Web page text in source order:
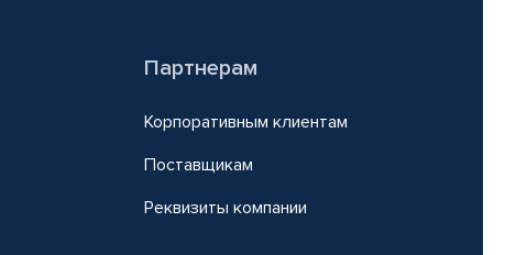
Партнерам
Корпоративным клиентам
Поставщикам
Реквизиты компании